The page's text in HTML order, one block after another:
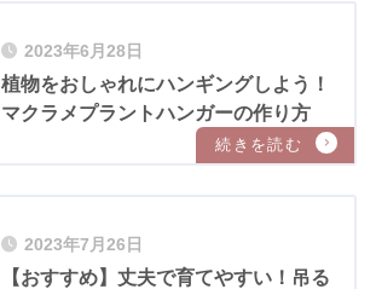
2023年6月28日
植物をおしゃれにハンギングしよう！
マクラメプラントハンガーの作り方
2023年7月26日
【おすすめ】丈夫で育てやすい！吊る